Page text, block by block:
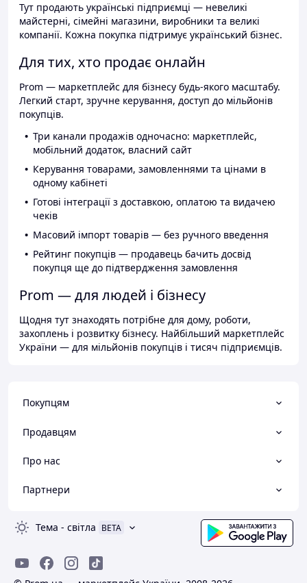
Тут продають українські підприємці — невеликі
майстерні, сімейні магазини, виробники та великі
компанії. Кожна покупка підтримує український бізнес.
Для тих, хто продає онлайн
Prom — маркетплейс для бізнесу будь-якого масштабу.
Легкий старт, зручне керування, доступ до мільйонів
покупців.
Три канали продажів одночасно: маркетплейс,
мобільний додаток, власний сайт
Керування товарами, замовленнями та цінами в
одному кабінеті
Готові інтеграції з доставкою, оплатою та видачею
чеків
Масовий імпорт товарів — без ручного введення
Рейтинг покупців — продавець бачить досвід
покупця ще до підтвердження замовлення
Prom — для людей і бізнесу
Щодня тут знаходять потрібне для дому, роботи,
захоплень і розвитку бізнесу. Найбільший маркетплейс
України — для мільйонів покупців і тисяч підприємців.
Покупцям
Продавцям
Про нас
Партнери
Тема - світла BETA